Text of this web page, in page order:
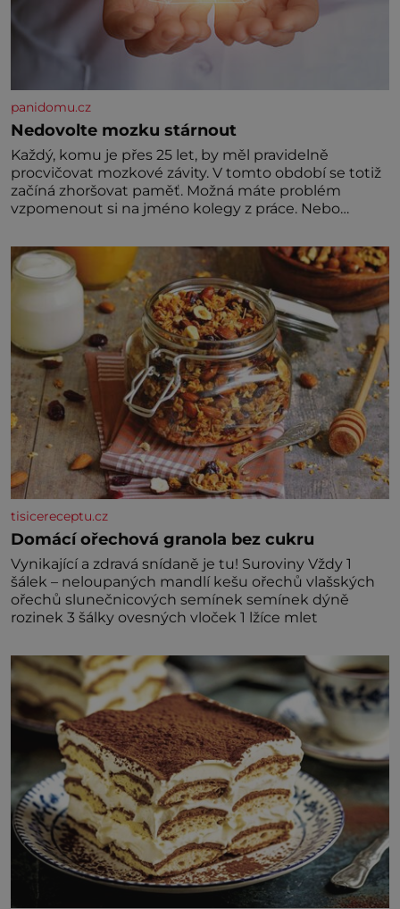
panidomu.cz
Nedovolte mozku stárnout
Každý, komu je přes 25 let, by měl pravidelně
procvičovat mozkové závity. V tomto období se totiž
začíná zhoršovat paměť. Možná máte problém
vzpomenout si na jméno kolegy z práce. Nebo
nedávno přečetli. Je to opravdu tak, s věkem jako
kdyby se paměť rozhodla stávkovat. Cvičte
tisicereceptu.cz
Domácí ořechová granola bez cukru
Vynikající a zdravá snídaně je tu! Suroviny Vždy 1
šálek – neloupaných mandlí kešu ořechů vlašských
ořechů slunečnicových semínek semínek dýně
rozinek 3 šálky ovesných vloček 1 lžíce mlet